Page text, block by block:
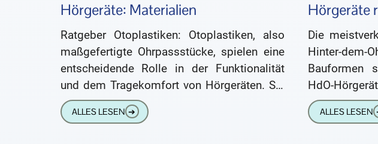
Hörgeräte: Materialien
Ratgeber Otoplastiken: Otoplastiken, also
maßgefertigte Ohrpassstücke, spielen eine
entscheidende Rolle in der Funktionalität
und dem Tragekomfort von Hörgeräten. Sie
sorgen für eine optimale Klangübertragung,
fixieren das Hörgerät im Ohr und
ALLES LESEN ➔
Hörgeräte
Die
Hinter-dem-
Bauformen
HdO-
so
ALLES LESEN